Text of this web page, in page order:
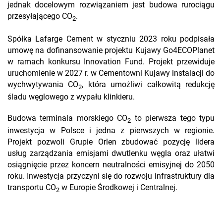
jednak docelowym rozwiązaniem jest budowa rurociągu
przesyłającego CO2.
Spółka Lafarge Cement w styczniu 2023 roku podpisała
umowę na dofinansowanie projektu Kujawy Go4ECOPlanet
w ramach konkursu Innovation Fund. Projekt przewiduje
uruchomienie w 2027 r. w Cementowni Kujawy instalacji do
wychwytywania CO2, która umożliwi całkowitą redukcję
śladu węglowego z wypału klinkieru.
Budowa terminala morskiego CO2 to pierwsza tego typu
inwestycja w Polsce i jedna z pierwszych w regionie.
Projekt pozwoli Grupie Orlen zbudować pozycję lidera
usług zarządzania emisjami dwutlenku węgla oraz ułatwi
osiągnięcie przez koncern neutralności emisyjnej do 2050
roku. Inwestycja przyczyni się do rozwoju infrastruktury dla
transportu CO2 w Europie Środkowej i Centralnej.